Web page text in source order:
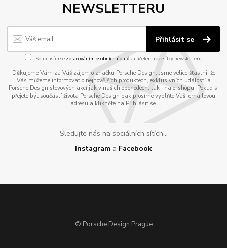
NEWSLETTERU
Přihlásit se
Souhlasím se zpracováním osobních údajůza účelem rozesílky newsletteru.
Děkujeme Vám za Váš zájem o značku Porsche Design. Jsme velice šťastni, že
Vás můžeme informovat o nejnovějších produktech, exklusivních událostí a
Porsche Design slevových akcí jak v našich obchodech, tak i na e-shopu. Pokud si
přejete být součástí života Porsche Design pak prosíme vyplňte Vaši emailovou
adresu a klikněte na Přihlásit se.
Sledujte nás na sociálních sítích...
Instagram a Facebook
© Porsche Design Prague